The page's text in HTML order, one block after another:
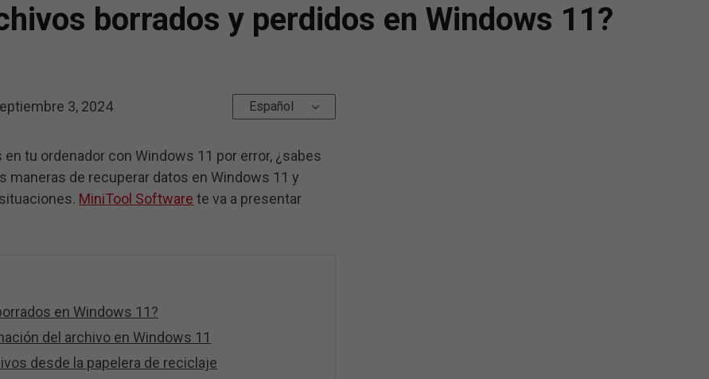
borrados y perdidos en Windows 11?
3, 2024 Español
tu ordenador con Windows 11 por error, ¿sabes
maneras de recuperar datos en Windows 11 y
MiniTool Software te va a presentar
en Windows 11?
del archivo en Windows 11
desde la papelera de reciclaje